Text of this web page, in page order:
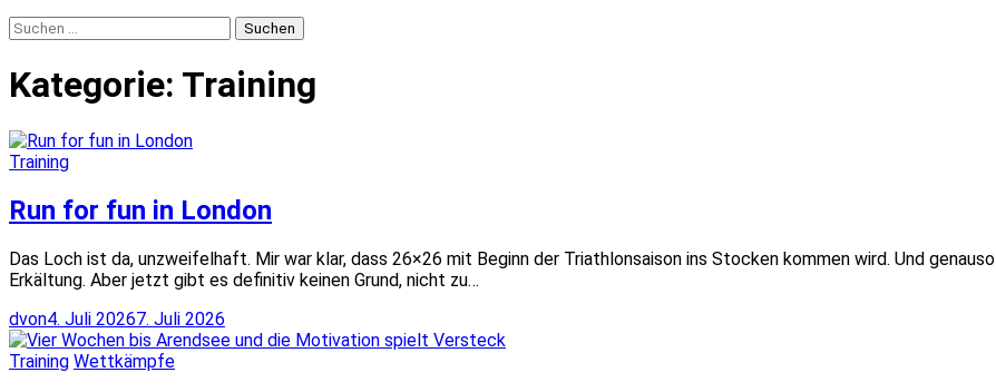
Suchen
nach:
Kategorie: Training
Training
Run for fun in London
Das Loch ist da, unzweifelhaft. Mir war klar, dass 26×26 mit Beginn der Triathlonsaison ins Stocken kommen wird. Und
Erkältung. Aber jetzt gibt es definitiv keinen Grund, nicht zu…
dvon4. Juli 20267. Juli 2026
Training Wettkämpfe